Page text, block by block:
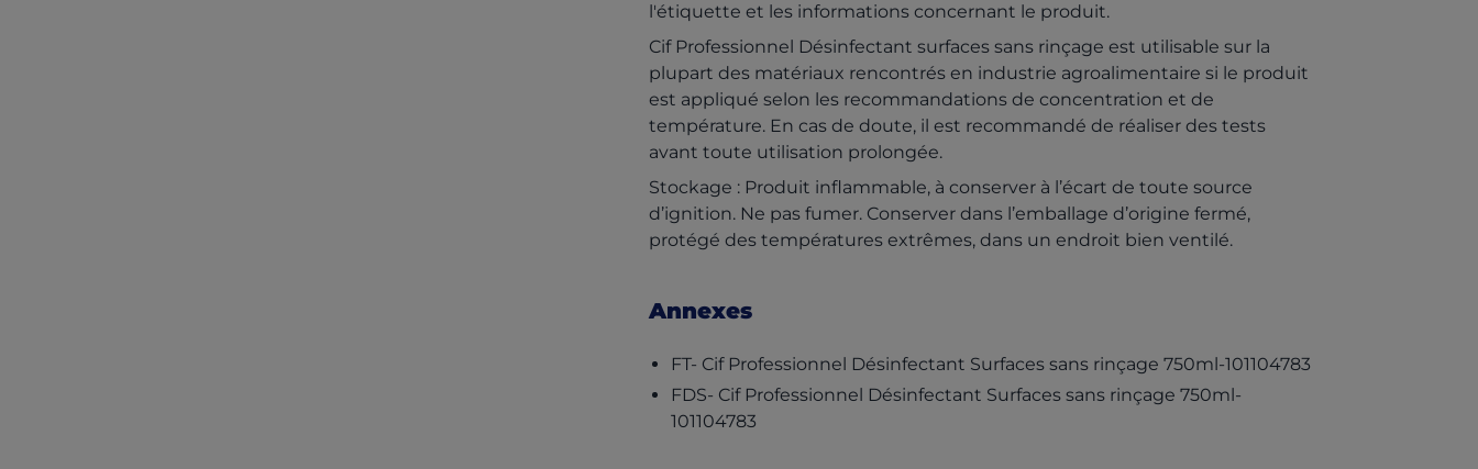
l'étiquette et les informations concernant le produit.
Cif Professionnel Désinfectant surfaces sans rinçage est utilisable sur la
plupart des matériaux rencontrés en industrie agroalimentaire si le produit
est appliqué selon les recommandations de concentration et de
température. En cas de doute, il est recommandé de réaliser des tests
avant toute utilisation prolongée.
Stockage : Produit inflammable, à conserver à l’écart de toute source
d’ignition. Ne pas fumer. Conserver dans l’emballage d’origine fermé,
protégé des températures extrêmes, dans un endroit bien ventilé.
Annexes
FT- Cif Professionnel Désinfectant Surfaces sans rinçage 750ml-101104783
FDS- Cif Professionnel Désinfectant Surfaces sans rinçage 750ml-
101104783